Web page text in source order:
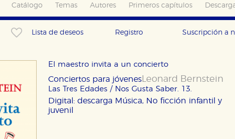
Catálogo Temas Autores Primeros capítulos
Lista de deseos Registro Suscripción a
El maestro invita a un concierto
Conciertos para jóvenesLeonard Bernstein
Las Tres Edades / Nos Gusta Saber. 13.
Digital: descarga Música, No ficción infantil y
juvenil